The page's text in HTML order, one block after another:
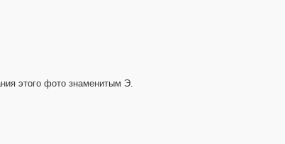
этого фото знаменитым Э.